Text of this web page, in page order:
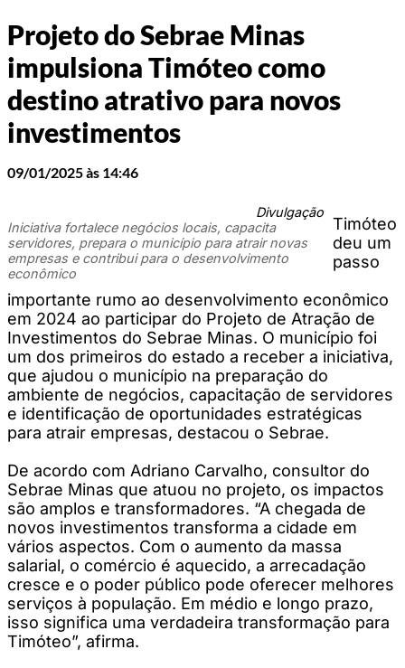
Projeto do Sebrae Minas
impulsiona Timóteo como
destino atrativo para novos
investimentos
09/01/2025 às 14:46
Divulgação
Iniciativa fortalece negócios locais, capacita
servidores, prepara o município para atrair novas
empresas e contribui para o desenvolvimento
econômico
Timóteo
deu um
passo
importante rumo ao desenvolvimento econômico
em 2024 ao participar do Projeto de Atração de
Investimentos do Sebrae Minas. O município foi
um dos primeiros do estado a receber a iniciativa,
que ajudou o município na preparação do
ambiente de negócios, capacitação de servidores
e identificação de oportunidades estratégicas
para atrair empresas, destacou o Sebrae.
De acordo com Adriano Carvalho, consultor do
Sebrae Minas que atuou no projeto, os impactos
são amplos e transformadores. “A chegada de
novos investimentos transforma a cidade em
vários aspectos. Com o aumento da massa
salarial, o comércio é aquecido, a arrecadação
cresce e o poder público pode oferecer melhores
serviços à população. Em médio e longo prazo,
isso significa uma verdadeira transformação para
Timóteo”, afirma.